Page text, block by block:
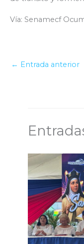
Vía: Senamecf
← Entrada anterior